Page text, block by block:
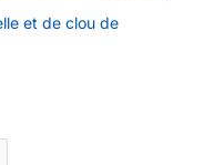
et de clou de